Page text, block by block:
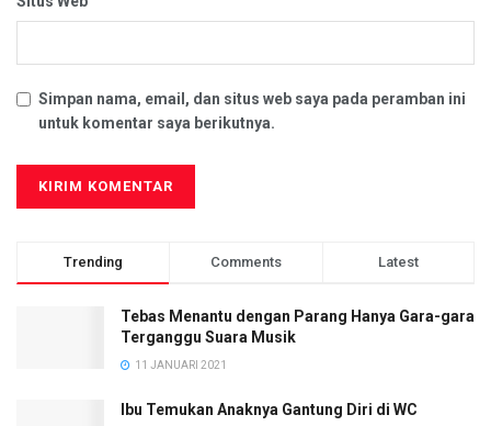
Simpan nama, email, dan situs web saya pada peramban ini
untuk komentar saya berikutnya.
Trending Comments Latest
Tebas Menantu dengan Parang Hanya Gara-gara
Terganggu Suara Musik
11 JANUARI 2021
Ibu Temukan Anaknya Gantung Diri di WC